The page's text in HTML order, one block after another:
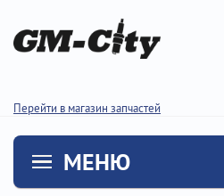
Перейти в магазин запчастей
МЕНЮ